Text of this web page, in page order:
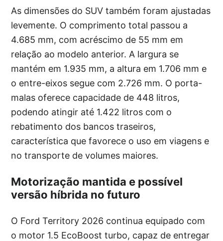
As dimensões do SUV também foram ajustadas
levemente. O comprimento total passou a
4.685 mm, com acréscimo de 55 mm em
relação ao modelo anterior. A largura se
mantém em 1.935 mm, a altura em 1.706 mm e
o entre-eixos segue com 2.726 mm. O porta-
malas oferece capacidade de 448 litros,
podendo atingir até 1.422 litros com o
rebatimento dos bancos traseiros,
característica que favorece o uso em viagens e
no transporte de volumes maiores.
Motorização mantida e possível
versão híbrida no futuro
O Ford Territory 2026 continua equipado com
o motor 1.5 EcoBoost turbo, capaz de entregar